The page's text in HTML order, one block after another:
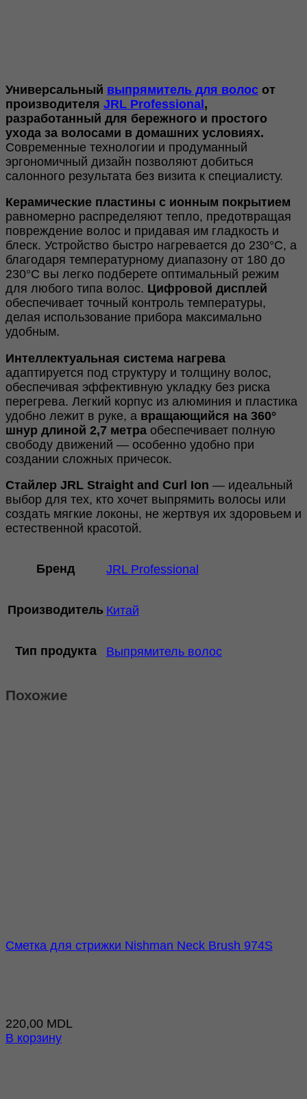
Универсальный выпрямитель для волос от
производителя JRL Professional,
разработанный для бережного и простого
ухода за волосами в домашних условиях.
Современные технологии и продуманный
эргономичный дизайн позволяют добиться
салонного результата без визита к специалисту.
Керамические пластины с ионным покрытием
равномерно распределяют тепло, предотвращая
повреждение волос и придавая им гладкость и
блеск. Устройство быстро нагревается до 230°C, а
благодаря температурному диапазону от 180 до
230°C вы легко подберете оптимальный режим
для любого типа волос. Цифровой дисплей
обеспечивает точный контроль температуры,
делая использование прибора максимально
удобным.
Интеллектуальная система нагрева
адаптируется под структуру и толщину волос,
обеспечивая эффективную укладку без риска
перегрева. Легкий корпус из алюминия и пластика
удобно лежит в руке, а вращающийся на 360°
шнур длиной 2,7 метра обеспечивает полную
свободу движений — особенно удобно при
создании сложных причесок.
Стайлер JRL Straight and Curl Ion — идеальный
выбор для тех, кто хочет выпрямить волосы или
создать мягкие локоны, не жертвуя их здоровьем и
естественной красотой.
Бренд JRL Professional
Производитель Китай
Тип продукта Выпрямитель волос
Похожие
Сметка для стрижки Nishman Neck Brush 974S
220,00 MDL
В корзину